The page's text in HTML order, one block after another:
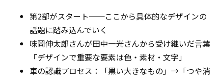
第2部がスタート──ここから具体的なデザインの
話題に踏み込んでいく
味岡伸太郎さんが田中一光さんから受け継いだ言葉
「デザインで重要な要素は色・素材・文字」
車の認識プロセス：「黒い大きなもの」→「つや消